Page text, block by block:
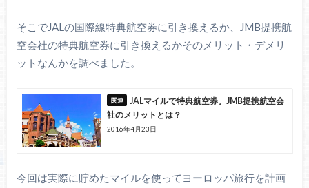
そこでJALの国際線特典航空券に引き換えるか、JMB提携航
空会社の特典航空券に引き換えるかそのメリット・デメリ
ットなんかを調べました。
JALマイルで特典航空券。JMB提携航空会
社のメリットとは？
2016年4月23日
今回は実際に貯めたマイルを使ってヨーロッパ旅行を計画